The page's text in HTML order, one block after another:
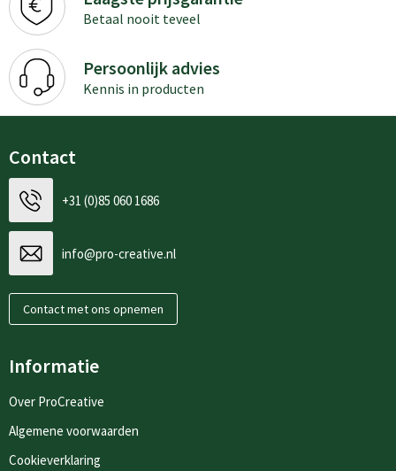
Betaal nooit teveel
Persoonlijk advies
Kennis in producten
Contact
+31 (0)85 060 1686
info@pro-creative.nl
Contact met ons opnemen
Informatie
Over ProCreative
Algemene voorwaarden
Cookieverklaring